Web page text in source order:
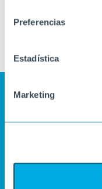
Preferencias
Estadística
Marketing